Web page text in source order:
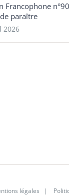
Francophone n°90
paraître
2026
légales |